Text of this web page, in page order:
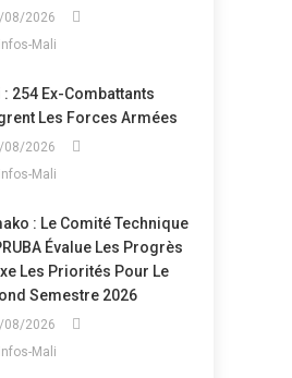
08/2026
Mali
: 254 Ex-Combattants
Les Forces Armées
08/2026
Mali
: Le Comité Technique
Évalue Les Progrès
Les Priorités Pour Le
Semestre 2026
08/2026
Mali